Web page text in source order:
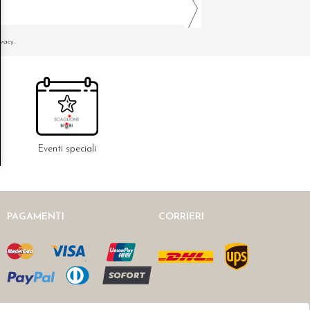
Eventi speciali
PAGAMENTI CORRIERI